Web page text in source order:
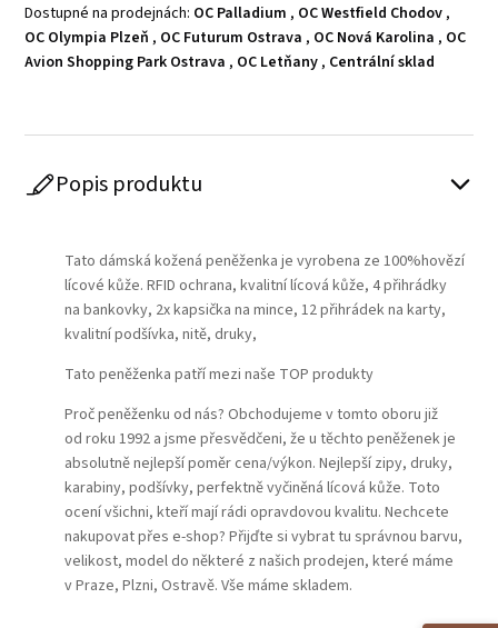
Dostupné na prodejnách: OC Palladium , OC Westfield Chodov ,
OC Olympia Plzeň , OC Futurum Ostrava , OC Nová Karolina , OC
Avion Shopping Park Ostrava , OC Letňany , Centrální sklad
Popis produktu
Play
Tato dámská kožená peněženka je vyrobena ze 100%hovězí
lícové kůže. RFID ochrana, kvalitní lícová kůže, 4 přihrádky
na bankovky, 2x kapsička na mince, 12 přihrádek na karty,
kvalitní podšívka, nitě, druky,
Tato peněženka patří mezi naše TOP produkty
Proč peněženku od nás? Obchodujeme v tomto oboru již
od roku 1992 a jsme přesvědčeni, že u těchto peněženek je
absolutně nejlepší poměr cena/výkon. Nejlepší zipy, druky,
karabiny, podšívky, perfektně vyčiněná lícová kůže. Toto
ocení všichni, kteří mají rádi opravdovou kvalitu. Nechcete
nakupovat přes e-shop? Přijďte si vybrat tu správnou barvu,
velikost, model do některé z našich prodejen, které máme
v Praze, Plzni, Ostravě. Vše máme skladem.